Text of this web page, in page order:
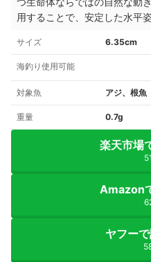
用することで、安定した水平
サイズ 6.35cm
海釣り使用可能
対象魚 アジ、根魚
重量 0.7g
楽天市場
Amazon
ヤフー